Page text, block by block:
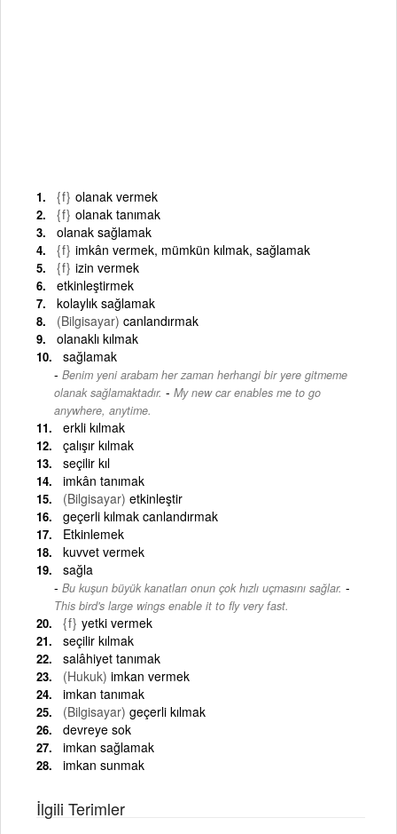
{f} olanak vermek
{f} olanak tanımak
olanak sağlamak
{f} imkân vermek, mümkün kılmak, sağlamak
{f} izin vermek
etkinleştirmek
kolaylık sağlamak
(Bilgisayar) canlandırmak
olanaklı kılmak
sağlamak
Benim yeni arabam her zaman herhangi bir yere gitmeme
olanak sağlamaktadır. - My new car enables me to go
anywhere, anytime.
erkli kılmak
çalışır kılmak
seçilir kıl
imkân tanımak
(Bilgisayar) etkinleştir
geçerli kılmak canlandırmak
Etkinlemek
kuvvet vermek
sağla
Bu kuşun büyük kanatları onun çok hızlı uçmasını sağlar. -
This bird's large wings enable it to fly very fast.
{f} yetki vermek
seçilir kılmak
salâhiyet tanımak
(Hukuk) imkan vermek
imkan tanımak
(Bilgisayar) geçerli kılmak
devreye sok
imkan sağlamak
imkan sunmak
İlgili Terimler